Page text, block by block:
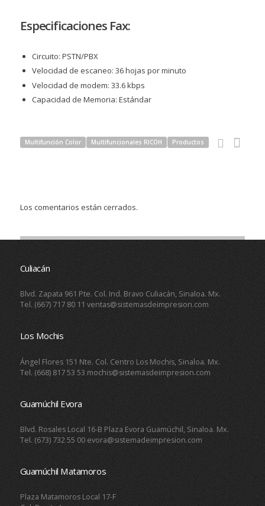
Especificaciones Fax:
Circuito: PSTN/PBX
Velocidad de escaneo: 36 hojas por minuto
Velocidad de modem: 33.6 kbps
Capacidad de Memoria: Estándar
Multifunción Color Multifuncionales RICOH Productos
Los comentarios están cerrados.
Culiacán
Blvd. Zapata 961 Pte. Col. Ind. Bravo Culiacán, Sinaloa. Mx.
Tel. (667) 717 80 11 ventas@sistemasdeimpresion.com
Los Mochis
Ángel Flores 151 Nte. Col. Centro Los Mochis, Sinaloa. Mx.
Tel. (668) 817 53 53 mochis@sistemasdeimpresion.com
Guamúchil Evora
Blvd. Rosales Local 16-B Plaza Evora Guamúchil, Sinaloa. Mx.
Tel. (673) 732 55 00 evora@sistemadeimpresion.com
Guamúchil Matamoros
Plaza Matamoros Local 17-F